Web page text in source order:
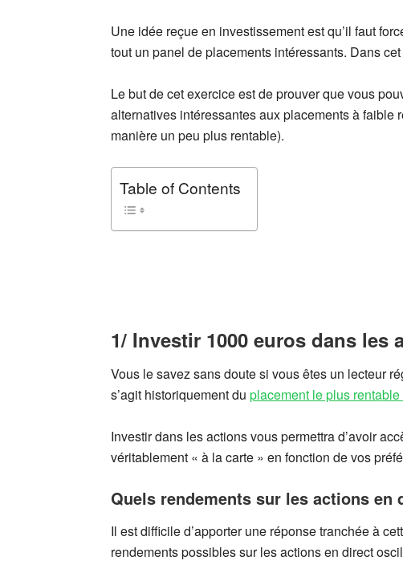
Une idée reçue en investissement est qu’il faut
tout un panel de placements intéressants. Dans
Le but de cet exercice est de prouver que vous
alternatives intéressantes aux placements à
manière un peu plus rentable).
Table of Contents
1/ Investir 1000 euros dans les
Vous le savez sans doute si vous êtes un lecteur
s’agit historiquement du placement le plus
Investir dans les actions vous permettra d’avoir
véritablement « à la carte » en fonction de vos
Quels rendements sur les actions en
Il est difficile d’apporter une réponse tranchée à
rendements possibles sur les actions en direct